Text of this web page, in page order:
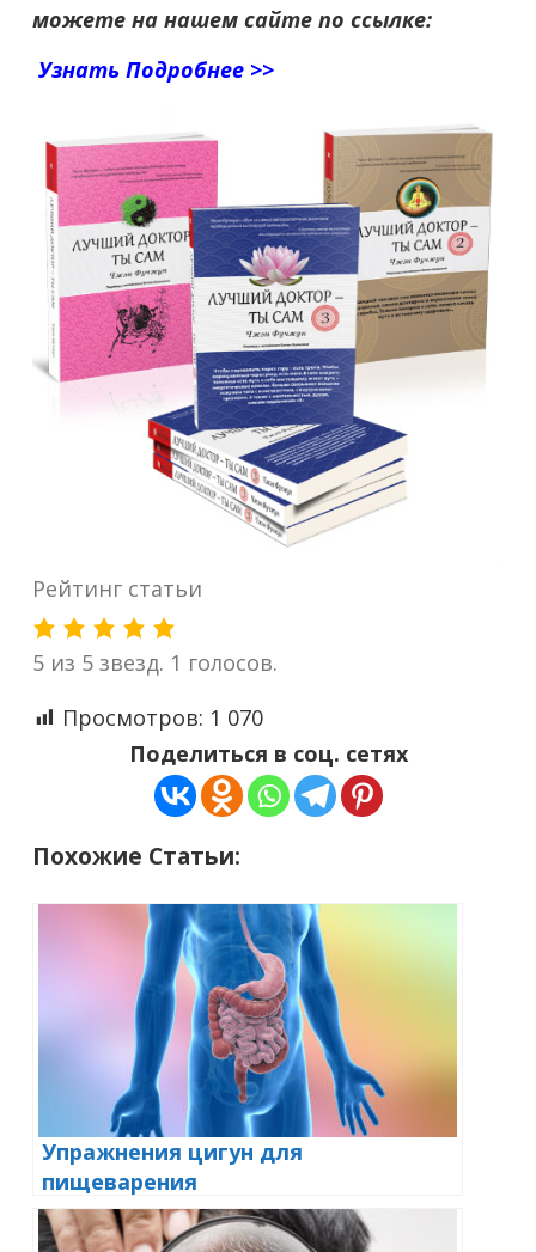
можете на нашем сайте по ссылке:
Узнать Подробнее >>
Рейтинг статьи
5 из 5 звезд. 1 голосов.
Просмотров: 1 070
Поделиться в соц. сетях
Похожие Статьи:
Упражнения цигун для
пищеварения